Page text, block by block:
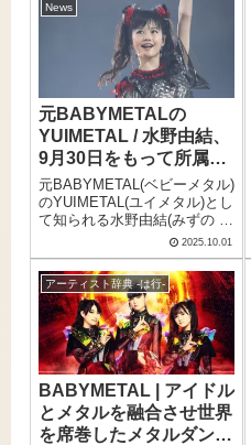
さにアーティスト・日髙麻鈴
であった。ここに当日の熱気
そのまま、ライブレポートを
お届けします！
News
元BABYMETALの
YUIMETAL / 水野由結、
9月30日をもって所属事
務所・アミューズを退
所。「エンタメという世
界から離れて自分自身の
元BABYMETAL(ベビーメタル)
のYUIMETAL(ユイメタル)とし
て知られる水野由結(みずの ゆ
い)が、9月30日をもって所属
事務所アミューズを退所した
ことが公式サイトで発表され
た。
2025.10.01
アーティスト辞典 -は行-
BABYMETAL | アイドル
とメタルを融合させ世界
を席巻したメタルダンス